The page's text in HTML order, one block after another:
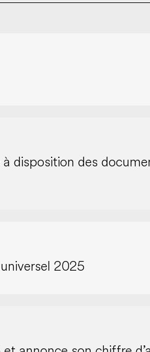
disposition des
2025